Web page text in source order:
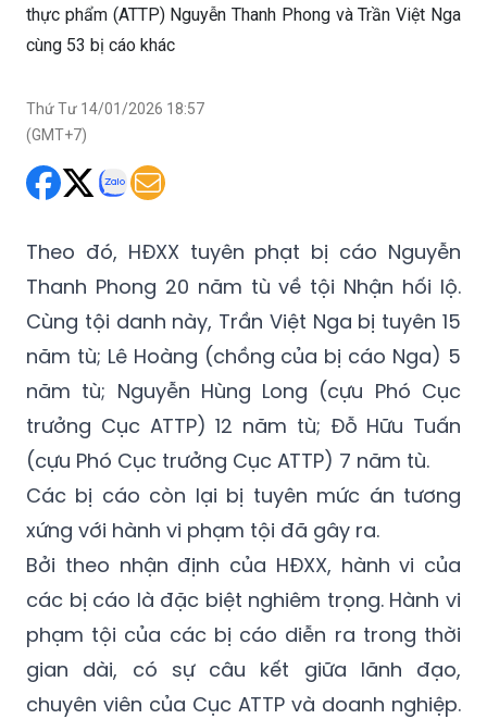
thực phẩm (ATTP) Nguyễn Thanh Phong và Trần Việt Nga
cùng 53 bị cáo khác
Thứ Tư 14/01/2026 18:57
(GMT+7)
Theo đó, HĐXX tuyên phạt bị cáo Nguyễn
Thanh Phong 20 năm tù về tội Nhận hối lộ.
Cùng tội danh này, Trần Việt Nga bị tuyên 15
năm tù; Lê Hoàng (chồng của bị cáo Nga) 5
năm tù; Nguyễn Hùng Long (cựu Phó Cục
trưởng Cục ATTP) 12 năm tù; Đỗ Hữu Tuấn
(cựu Phó Cục trưởng Cục ATTP) 7 năm tù.
Các bị cáo còn lại bị tuyên mức án tương
xứng với hành vi phạm tội đã gây ra.
Bởi theo nhận định của HĐXX, hành vi của
các bị cáo là đặc biệt nghiêm trọng. Hành vi
phạm tội của các bị cáo diễn ra trong thời
gian dài, có sự câu kết giữa lãnh đạo,
chuyên viên của Cục ATTP và doanh nghiệp.